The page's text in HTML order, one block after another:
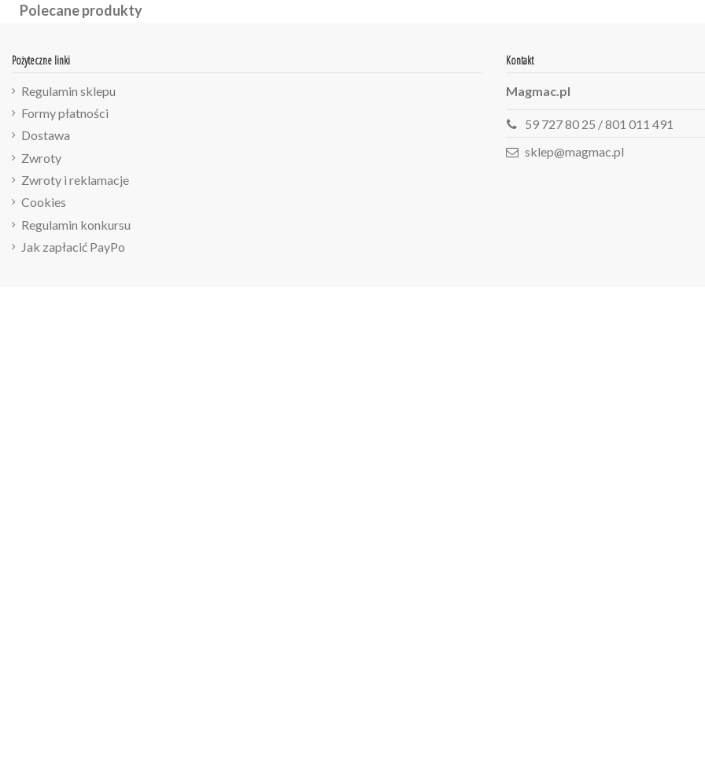
Polecane produkty
Pożyteczne linki
Regulamin sklepu
Formy płatności
Dostawa
Zwroty
Zwroty i reklamacje
Cookies
Regulamin konkursu
Jak zapłacić PayPo
Kontakt
Magmac.pl
59 727 80 25 / 801 011 491
sklep@magmac.pl